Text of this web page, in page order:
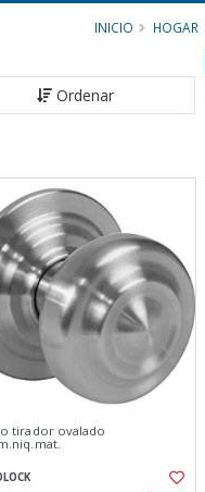
INICIO HOGAR
Ordenar
tirador ovalado